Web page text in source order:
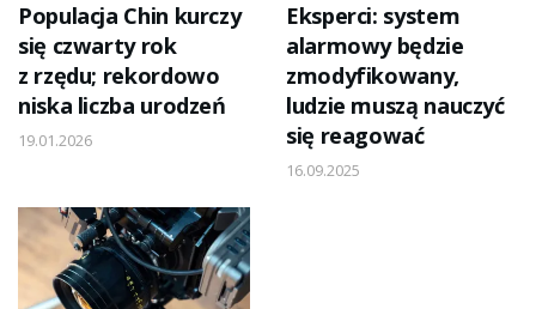
Populacja Chin kurczy
się czwarty rok
z rzędu; rekordowo
niska liczba urodzeń
19.01.2026
Eksperci: system
alarmowy będzie
zmodyfikowany,
ludzie muszą nauczyć
się reagować
16.09.2025